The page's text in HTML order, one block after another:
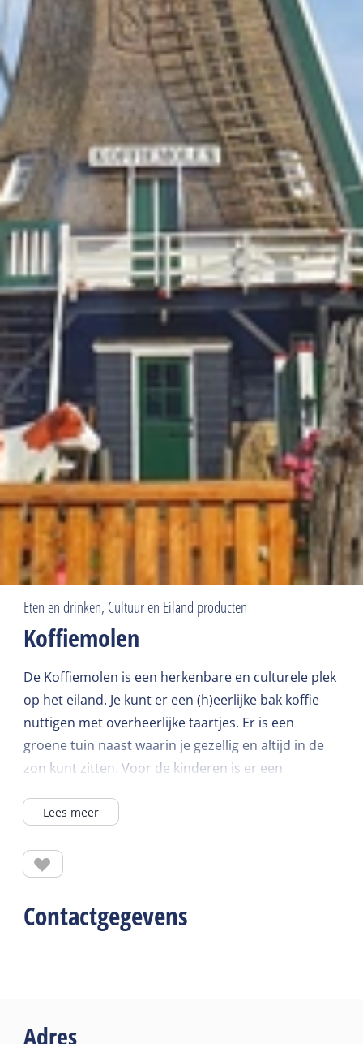
Eten en drinken, Cultuur en Eiland producten
Koffiemolen
De Koffiemolen is een herkenbare en culturele plek
op het eiland. Je kunt er een (h)eerlijke bak koffie
nuttigen met overheerlijke taartjes. Er is een
groene tuin naast waarin je gezellig en altijd in de
zon kunt zitten. Voor de kinderen is er een
belevenis!
Iedere dag geopend vanaf de voorjaarsvakantie tot
en met de winterperiode, snipperdagen
uitgezonderd.
Lees meer
Contactgegevens
Adres